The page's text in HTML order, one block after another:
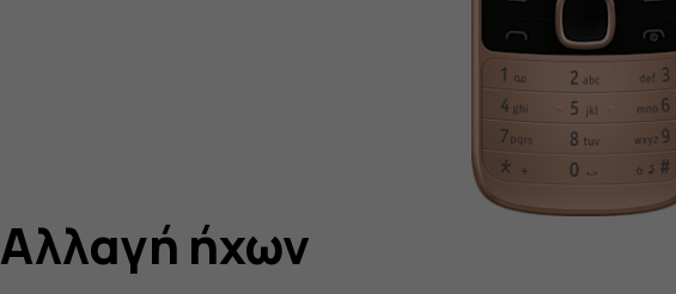
Αλλαγή ήχων